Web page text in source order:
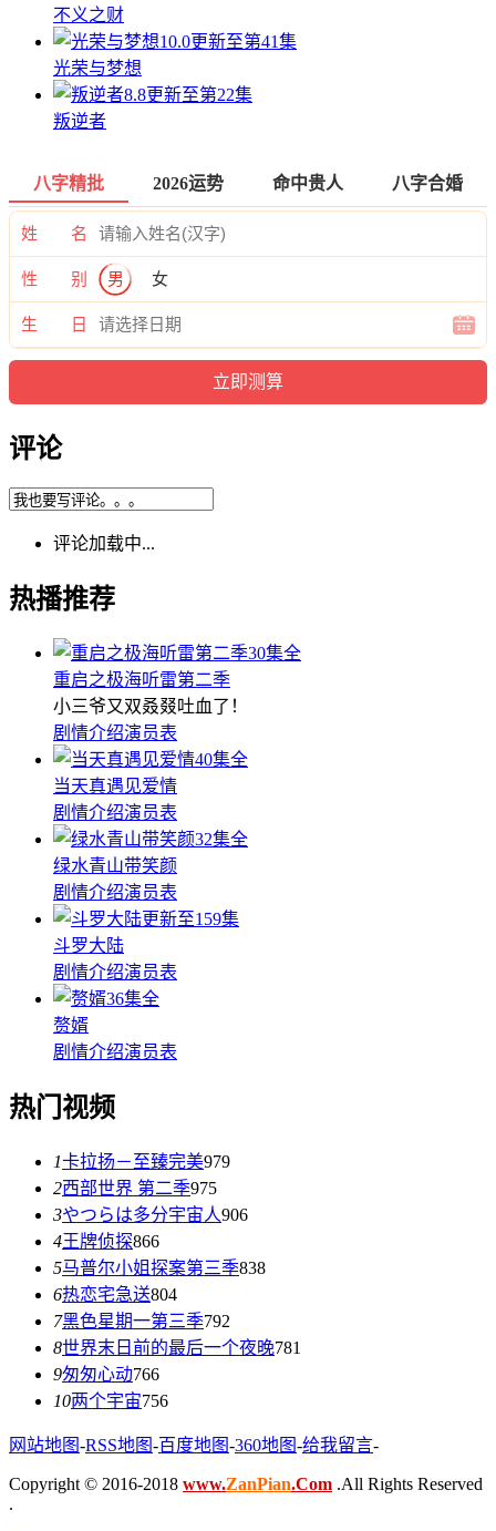
不义之财
10.0更新至第41集
光荣与梦想
8.8更新至第22集
叛逆者
八字精批 2026运势 命中贵人 八字合婚
姓 名
性 别 男 女
生 日
评论
评论加载中...
热播推荐
30集全
重启之极海听雷第二季
小三爷又双叒叕吐血了！
剧情介绍演员表
40集全
当天真遇见爱情
剧情介绍演员表
32集全
绿水青山带笑颜
剧情介绍演员表
更新至159集
斗罗大陆
剧情介绍演员表
36集全
赘婿
剧情介绍演员表
热门视频
1卡拉扬－至臻完美979
2西部世界 第二季975
3やつらは多分宇宙人906
4王牌侦探866
5马普尔小姐探案第三季838
6热恋宅急送804
7黑色星期一第三季792
8世界末日前的最后一个夜晚781
9匆匆心动766
10两个宇宙756
网站地图-RSS地图-百度地图-360地图-给我留言-
Copyright © 2016-2018 www.ZanPian.Com .All Rights Reserved
.